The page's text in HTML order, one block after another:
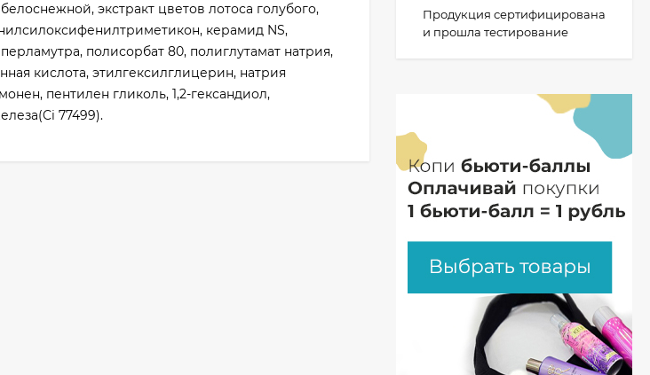
экстракт цветов лотоса голубого,
керамид NS,
полисорбат 80, полиглутамат натрия,
кислота, этилгексилглицерин, натрия
пентилен гликоль, 1,2-гександиол,
77499).
Продукция сертифицирована
и прошла тестирование